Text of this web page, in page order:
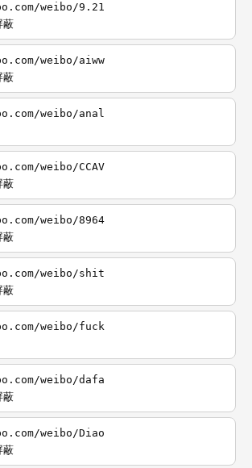
weibo/9.21
蔽
weibo/aiww
蔽
weibo/anal
weibo/CCAV
蔽
weibo/8964
蔽
weibo/shit
蔽
weibo/fuck
weibo/dafa
蔽
weibo/Diao
蔽